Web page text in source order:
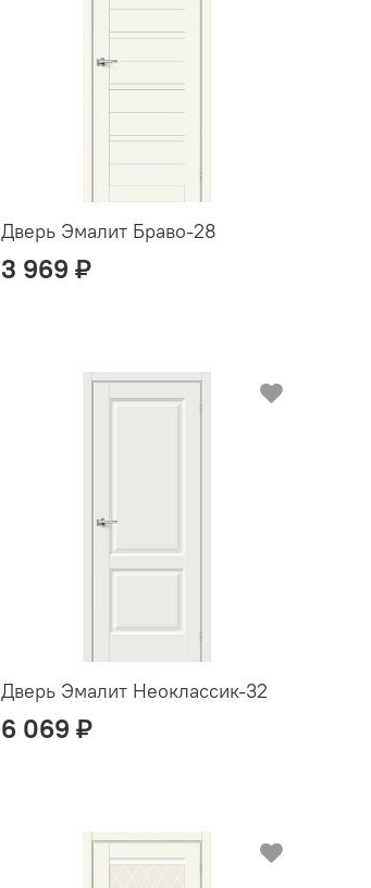
Дверь Эмалит Браво-28
3 969 ₽
Дверь Эмалит Неоклассик-32
6 069 ₽